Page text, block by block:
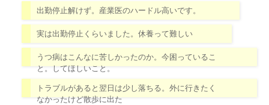
出勤停止解けず。産業医のハードル高いです。
実は出勤停止くらいました。休養って難しい
うつ病はこんなに苦しかったのか。今困っているこ
と。してほしいこと。
トラブルがあると翌日は少し落ちる。外に行きたく
なかったけど散歩に出た